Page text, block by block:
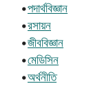
•পদার্থবিজ্ঞান
•রসায়ন
•জীববিজ্ঞান
•মেডিসিন
•অর্থনীতি